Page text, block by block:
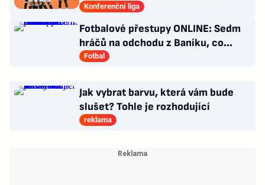
vezou nadějný náskok
Konferenční liga
Fotbalové přestupy ONLINE: Sedm
hráčů na odchodu z Baníku, co
situace kolem Nombila?
Fotbal
Jak vybrat barvu, která vám bude
slušet? Tohle je rozhodující
reklama